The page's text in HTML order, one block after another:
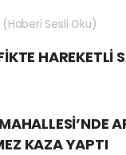
(Haberi Sesli Oku)
HAREKETLİ
KAZA YAPTI